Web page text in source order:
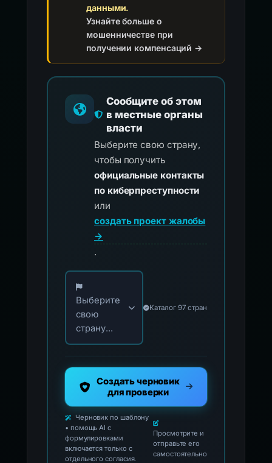
данными.
Узнайте больше о
мошенничестве при
получении компенсаций →
Сообщите об этом
в местные органы
власти
Выберите свою страну,
чтобы получить
официальные контакты
по киберпреступности
или
создать проект жалобы
→
.
Выберите свою страну для официальных
Выберите
свою
страну...
Каталог 97 стран
Создать черновик
для проверки
Черновик по шаблону
• помощь AI с
формулировками
включается только с
отдельного согласия.
Просмотрите и
отправьте его
самостоятельно